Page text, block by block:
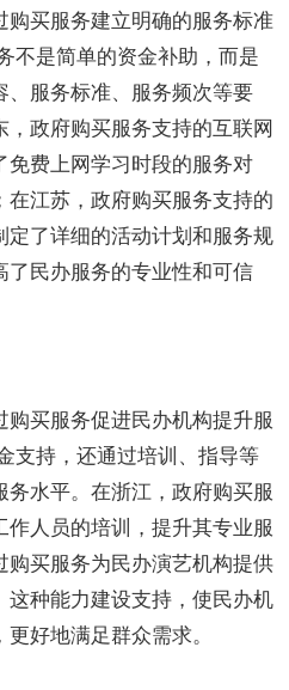
购买服务建立明确的服务标准
不是简单的资金补助，而是
、服务标准、服务频次等要
政府购买服务支持的互联网
免费上网学习时段的服务对
江苏，政府购买服务支持的
定了详细的活动计划和服务规
了民办服务的专业性和可信
买服务促进民办机构提升服
支持，还通过培训、指导等
水平。在浙江，政府购买服
人员的培训，提升其专业服
购买服务为民办演艺机构提供
这种能力建设支持，使民办机
好地满足群众需求。